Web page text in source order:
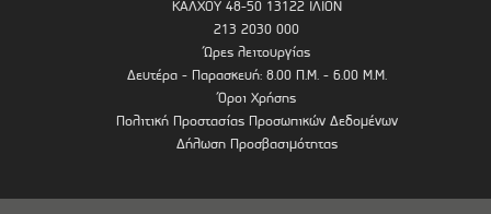
ΚΑΛΧΟΥ 48-50 13122 ΙΛΙΟΝ
213 2030 000
Ώρες λειτουργίας
Δευτέρα - Παρασκευή: 8.00 Π.Μ. - 6.00 Μ.Μ.
Όροι Χρήσης
Πολιτική Προστασίας Προσωπικών Δεδομένων
Δήλωση Προσβασιμότητας